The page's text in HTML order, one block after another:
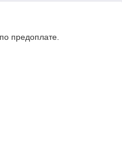
предоплате.